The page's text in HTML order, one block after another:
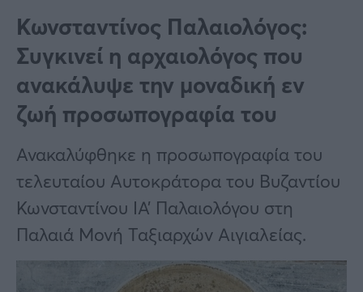
Πολιτική
Τράπεζες
Επιδοτήσεις
ΕΣΠΑ
Κόσμος
Lifestyle
Αθλητικά
Υγεία
Γυναίκα
Κωνσταντίνος Παλαιολόγος:
Συγκινεί η αρχαιολόγος που
ανακάλυψε την μοναδική εν
ζωή προσωπογραφία του
Ανακαλύφθηκε η προσωπογραφία του
τελευταίου Αυτοκράτορα του Βυζαντίου
Κωνσταντίνου ΙΑ’ Παλαιολόγου στη
Παλαιά Μονή Ταξιαρχών Αιγιαλείας.